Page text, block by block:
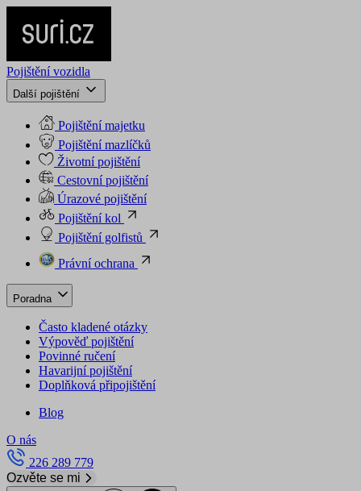
Pojištění vozidla
Další pojištění
Pojištění majetku
Pojištění mazlíčků
Životní pojištění
Cestovní pojištění
Úrazové pojištění
Pojištění kol
Pojištění golfistů
Právní ochrana
Poradna
Často kladené otázky
Výpověď pojištění
Povinné ručení
Havarijní pojištění
Doplňková připojištění
Blog
O nás
226 289 779
Ozvěte se mi